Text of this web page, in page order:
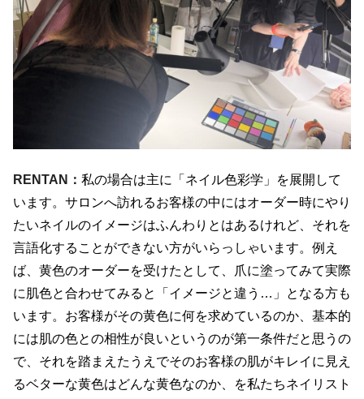
RENTAN： 私の場合は主に「ネイル色彩学」を展開して
います。サロンへ訪れるお客様の中にはオーダー時にやり
たいネイルのイメージはふんわりとはあるけれど、それを
言語化することができない方がいらっしゃいます。例え
ば、黄色のオーダーを受けたとして、爪に塗ってみて実際
に肌色と合わせてみると「イメージと違う…」となる方も
います。お客様がその黄色に何を求めているのか、基本的
には肌の色との相性が良いというのが第一条件だと思うの
で、それを踏まえたうえでそのお客様の肌がキレイに見え
るベターな黄色はどんな黄色なのか、を私たちネイリスト